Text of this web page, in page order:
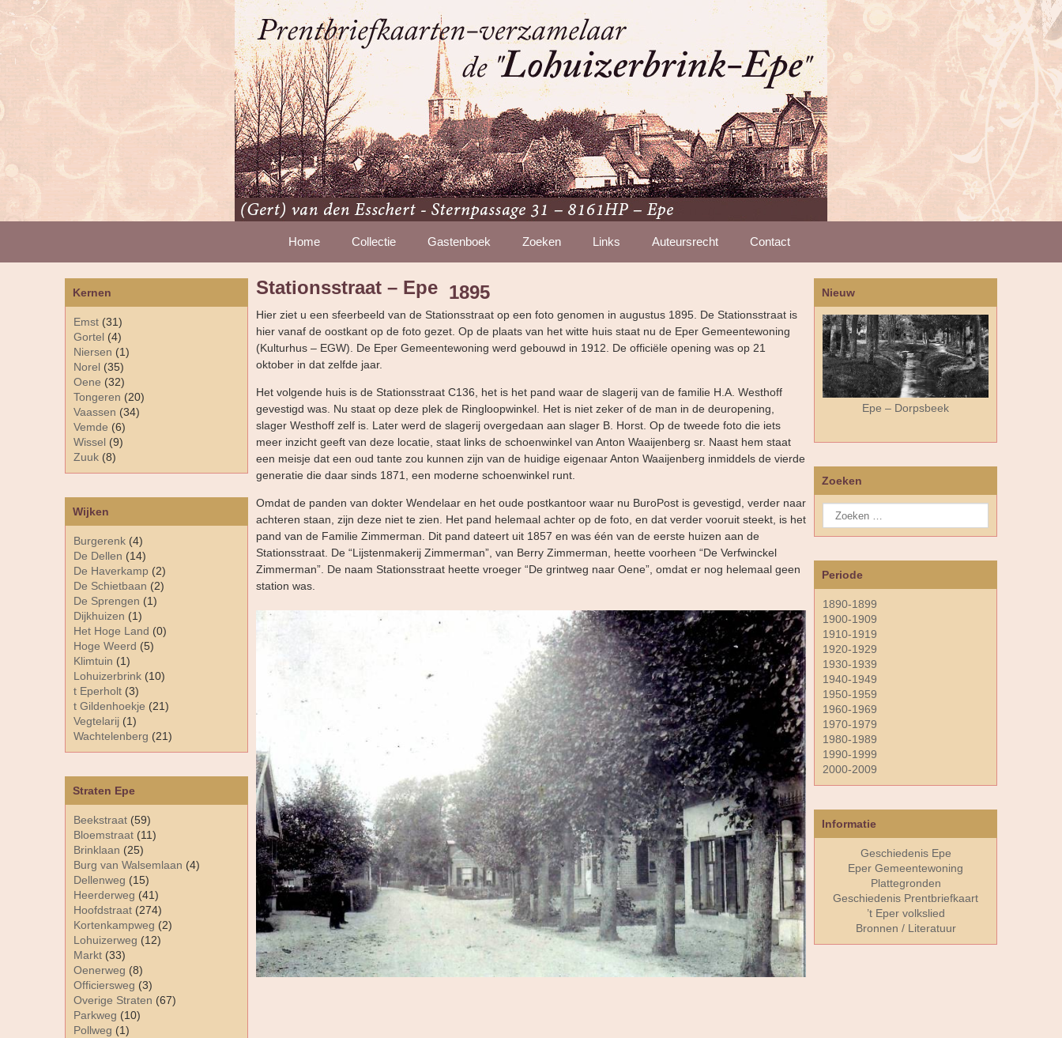
Home Collectie Gastenboek Zoeken Links Auteursrecht Contact
Kernen
Emst (31)
Gortel (4)
Niersen (1)
Norel (35)
Oene (32)
Tongeren (20)
Vaassen (34)
Vemde (6)
Wissel (9)
Zuuk (8)
Straten Epe
Beekstraat (59)
Bloemstraat (11)
Brinklaan (25)
Burg van Walsemlaan (4)
Dellenweg (15)
Heerderweg (41)
Hoofdstraat (274)
Kortenkampweg (2)
Lohuizerweg (12)
Markt (33)
Oenerweg (8)
Officiersweg (3)
Overige Straten (67)
Parkweg (10)
Pollweg (1)
Wijken
Burgerenk (4)
De Dellen (14)
De Haverkamp (2)
De Schietbaan (2)
De Sprengen (1)
Dijkhuizen (1)
Het Hoge Land (0)
Hoge Weerd (5)
Klimtuin (1)
Lohuizerbrink (10)
t Eperholt (3)
t Gildenhoekje (21)
Vegtelarij (1)
Wachtelenberg (21)
Stationsstraat – Epe 1895
Hier ziet u een sfeerbeeld van de Stationsstraat op een foto genomen in augustus 1895. De Stationsstraat is
hier vanaf de oostkant op de foto gezet. Op de plaats van het witte huis staat nu de Eper Gemeentewoning
(Kulturhus – EGW). De Eper Gemeentewoning werd gebouwd in 1912. De officiële opening was op 21
oktober in dat zelfde jaar.
Het volgende huis is de Stationsstraat C136, het is het pand waar de slagerij van de familie H.A. Westhoff
gevestigd was. Nu staat op deze plek de Ringloopwinkel. Het is niet zeker of de man in de deuropening,
slager Westhoff zelf is. Later werd de slagerij overgedaan aan slager B. Horst. Op de tweede foto die iets
meer inzicht geeft van deze locatie, staat links de schoenwinkel van Anton Waaijenberg sr. Naast hem staat
een meisje dat een oud tante zou kunnen zijn van de huidige eigenaar Anton Waaijenberg inmiddels de vierde
generatie die daar sinds 1871, een moderne schoenwinkel runt.
Omdat de panden van dokter Wendelaar en het oude postkantoor waar nu BuroPost is gevestigd, verder naar
achteren staan, zijn deze niet te zien. Het pand helemaal achter op de foto, en dat verder vooruit steekt, is het
pand van de Familie Zimmerman. Dit pand dateert uit 1857 en was één van de eerste huizen aan de
Stationsstraat. De “Lijstenmakerij Zimmerman”, van Berry Zimmerman, heette voorheen “De Verfwinckel
Zimmerman”. De naam Stationsstraat heette vroeger “De grintweg naar Oene”, omdat er nog helemaal geen
station was.
Nieuw
Epe – Dorpsbeek
Zoeken
Periode
1890-1899
1900-1909
1910-1919
1920-1929
1930-1939
1940-1949
1950-1959
1960-1969
1970-1979
1980-1989
1990-1999
2000-2009
Informatie
Geschiedenis Epe
Eper Gemeentewoning
Plattegronden
Geschiedenis Prentbriefkaart
’t Eper volkslied
Bronnen / Literatuur